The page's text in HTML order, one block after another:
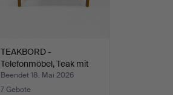
TEAKBORD -
Telefonmöbel, Teak mit
gepolste…
Beendet 18. Mai 2026
7 Gebote